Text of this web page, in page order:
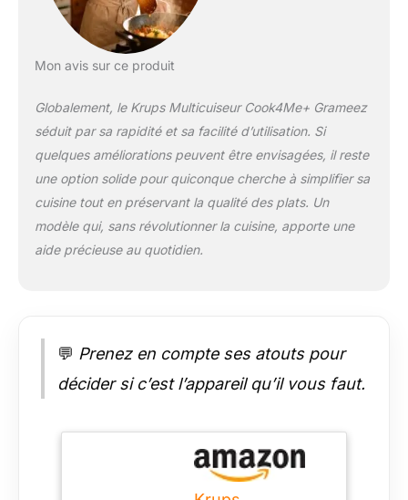
Capacité : 6 litres -
Volume utile : 4 litres
- Panier de cuisson
antiadhésif amovible
et lavable au lave-
vaisselle Contenu de
la livraison :
multicuiseur Krups
cuisson à la vapeur,
livre de recettes,
câble d'alimentation
Mon avis sur ce produit
Globalement, le Krups Multicuiseur Cook4Me+ Grameez
séduit par sa rapidité et sa facilité d’utilisation. Si
quelques améliorations peuvent être envisagées, il reste
une option solide pour quiconque cherche à simplifier sa
cuisine tout en préservant la qualité des plats. Un
modèle qui, sans révolutionner la cuisine, apporte une
aide précieuse au quotidien.
💬 Prenez en compte ses atouts pour
décider si c’est l’appareil qu’il vous faut.